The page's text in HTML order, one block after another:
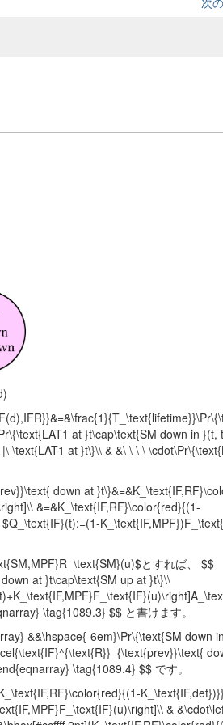
at }t\cap\text{SM down in }(t,
\text{LAT1 at }t\}\\ & &\ \ \ \
down at
&=&K_\text{IF,RF}\color{red}{(1-
とすれば、 $$
at }t\cap\text{SM up at }t\}\\
\tag{1089.3} $$ と書けます。
&&\hspace{-6em}\Pr\{\text{SM down
\tag{1089.4} $$ です。
&